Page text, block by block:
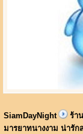
SiamDayNight ร้า
มารยาทนางงาม น่ารัก